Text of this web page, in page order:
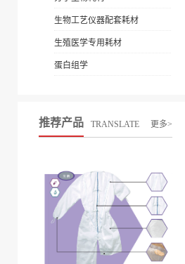
生物工艺仪器配套耗材
生殖医学专用耗材
蛋白组学
推荐产品 TRANSLATE 更多>